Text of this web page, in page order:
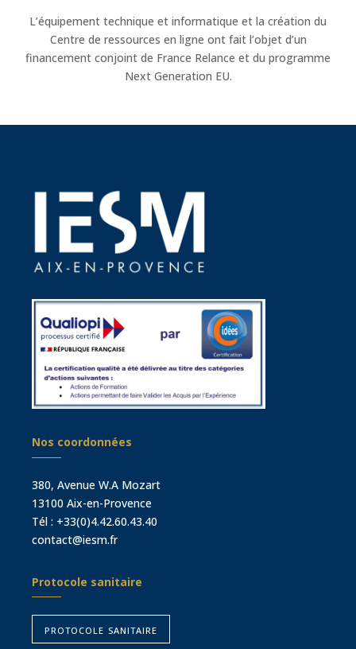
L’équipement technique et informatique et la création du
Centre de ressources en ligne ont fait l’objet d’un
financement conjoint de France Relance et du programme
Next Generation EU.
Nos coordonnées
380, Avenue W.A Mozart
13100 Aix-en-Provence
Tél : +33(0)4.42.60.43.40
contact@iesm.fr
Protocole sanitaire
protocole sanitaire